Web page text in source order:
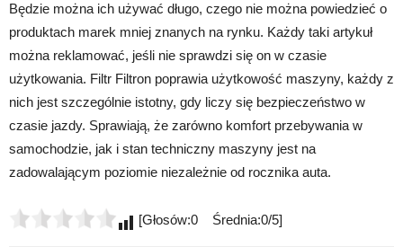
Będzie można ich używać długo, czego nie można powiedzieć o
produktach marek mniej znanych na rynku. Każdy taki artykuł
można reklamować, jeśli nie sprawdzi się on w czasie
użytkowania. Filtr Filtron poprawia użytkowość maszyny, każdy z
nich jest szczególnie istotny, gdy liczy się bezpieczeństwo w
czasie jazdy. Sprawiają, że zarówno komfort przebywania w
samochodzie, jak i stan techniczny maszyny jest na
zadowalającym poziomie niezależnie od rocznika auta.
[Głosów:0 Średnia:0/5]